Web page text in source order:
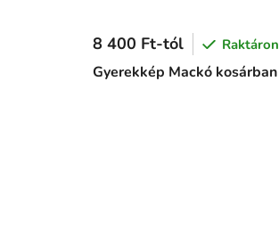
Gyerekkép Mackó kosárban
8 400 Ft-tól Raktáron